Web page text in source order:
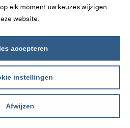
ZOEKEN VERGELIJKEN ONTDEKKEN
op elk moment uw keuzes wijzigen
website.
accepteren
instellingen
Afwijzen